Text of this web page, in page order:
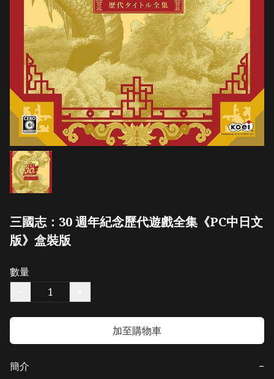
三國志：30 週年紀念歷代遊戲全集《PC中日文
版》盒裝版
數量
加至購物車
簡介
−